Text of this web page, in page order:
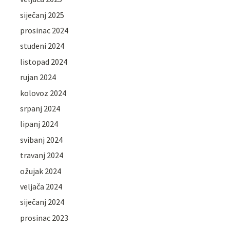
siječanj 2025
prosinac 2024
studeni 2024
listopad 2024
rujan 2024
kolovoz 2024
srpanj 2024
lipanj 2024
svibanj 2024
travanj 2024
ožujak 2024
veljača 2024
siječanj 2024
prosinac 2023